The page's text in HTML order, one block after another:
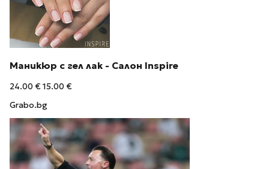
Маникюр с гел лак - Салон Inspire
24.00 €15.00 €
Grabo.bg